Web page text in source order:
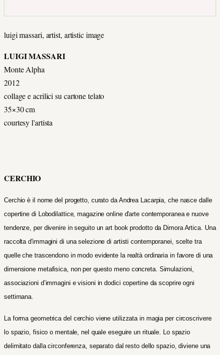
luigi massari, artist, artistic image
LUIGI MASSARI
Monte Alpha
2012
collage e acrilici su cartone telato
35×30 cm
courtesy l'artista
CERCHIO
Cerchio è il nome del progetto, curato da Andrea Lacarpia, che nasce dalle
copertine di Lobodilattice, magazine online d'arte contemporanea e nuove
tendenze, per divenire in seguito un art book prodotto da Dimora Artica. Una
raccolta d'immagini di una selezione di artisti contemporanei, scelte tra
quelle che trascendono in modo evidente la realtà ordinaria in favore di una
dimensione metafisica, non per questo meno concreta. Simulazioni,
associazioni d’immagini e visioni in dodici copertine da scoprire ogni
settimana.
La forma geometrica del cerchio viene utilizzata in magia per circoscrivere
lo spazio, fisico o mentale, nel quale eseguire un rituale. Lo spazio
delimitato dalla circonferenza, separato dal resto dello spazio, diviene una